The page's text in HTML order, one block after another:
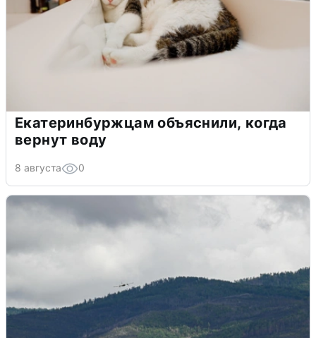
Екатеринбуржцам объяснили, когда
вернут воду
8 августа 0